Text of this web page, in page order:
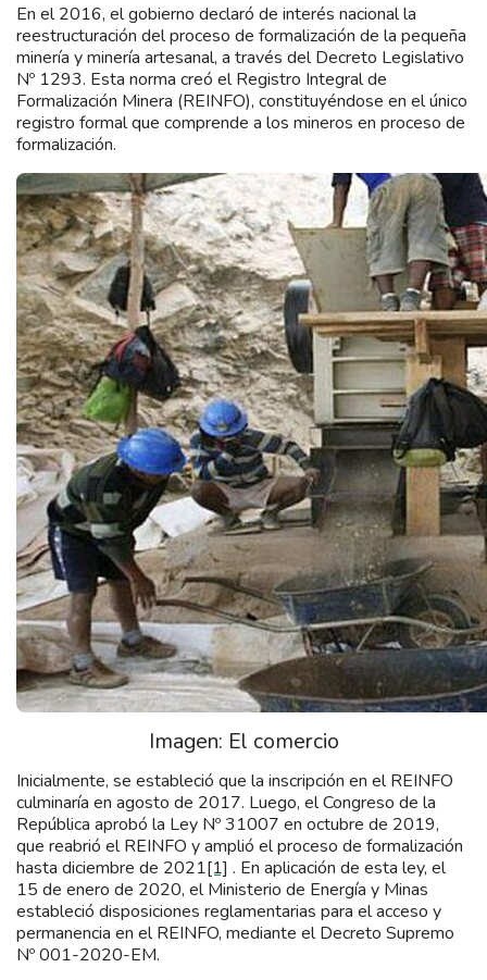
En el 2016, el gobierno declaró de interés nacional la
reestructuración del proceso de formalización de la pequeña
minería y minería artesanal, a través del Decreto Legislativo
Nº 1293. Esta norma creó el Registro Integral de
Formalización Minera (REINFO), constituyéndose en el único
registro formal que comprende a los mineros en proceso de
formalización.
Imagen: El comercio
Inicialmente, se estableció que la inscripción en el REINFO
culminaría en agosto de 2017. Luego, el Congreso de la
República aprobó la Ley Nº 31007 en octubre de 2019,
que reabrió el REINFO y amplió el proceso de formalización
hasta diciembre de 2021[1] . En aplicación de esta ley, el
15 de enero de 2020, el Ministerio de Energía y Minas
estableció disposiciones reglamentarias para el acceso y
permanencia en el REINFO, mediante el Decreto Supremo
Nº 001-2020-EM.